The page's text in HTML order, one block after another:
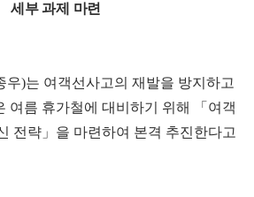
세부 과제 마련
우)는 여객선사고의 재발을 방지하고
여름 휴가철에 대비하기 위해
「 여객
전략 」 을 마련하여 본격 추진한다고